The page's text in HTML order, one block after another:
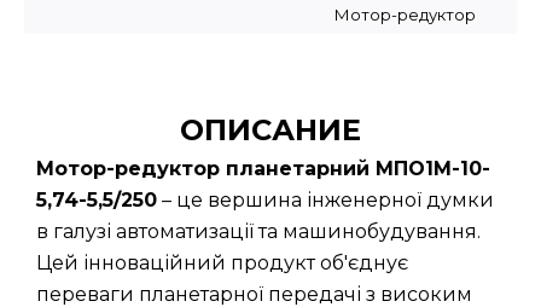
Мотор-редуктор
ОПИСАНИЕ
Мотор-редуктор планетарний МПО1М-10-
5,74-5,5/250 – це вершина інженерної думки
в галузі автоматизації та машинобудування.
Цей інноваційний продукт об'єднує
переваги планетарної передачі з високим